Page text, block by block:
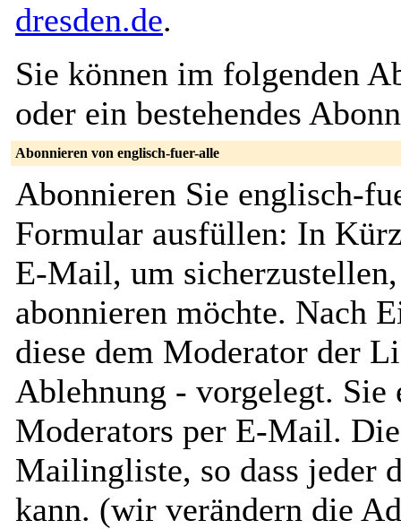
dresden.de.
Sie können im folgenden
oder ein bestehendes
Abonnieren von englisch-fuer-alle
Abonnieren Sie englisch-
Formular ausfüllen: In
E-Mail, um
abonnieren möchte. Nach
diese dem Moderator der
Ablehnung - vorgelegt. Sie
Moderators per E-Mail.
Mailingliste, so dass jeder
kann. (wir verändern die